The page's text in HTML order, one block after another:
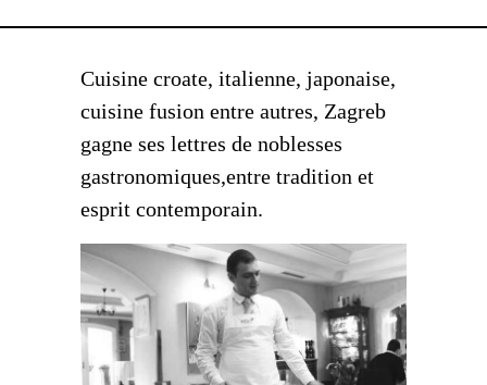
Cuisine croate, italienne, japonaise,
cuisine fusion entre autres, Zagreb
gagne ses lettres de noblesses
gastronomiques,entre tradition et
esprit contemporain.